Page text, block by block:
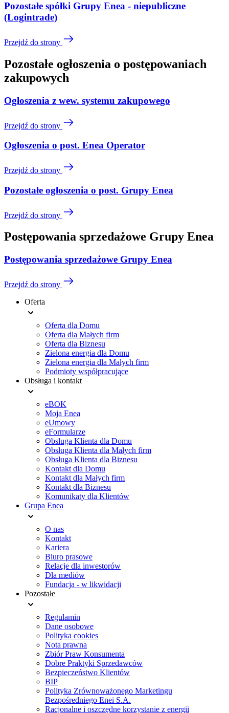
Pozostałe spółki Grupy Enea - niepubliczne
(Logintrade)
Przejdź do strony
Pozostałe ogłoszenia o postępowaniach
zakupowych
Ogłoszenia z wew. systemu zakupowego
Przejdź do strony
Ogłoszenia o post. Enea Operator
Przejdź do strony
Pozostałe ogłoszenia o post. Grupy Enea
Przejdź do strony
Postępowania sprzedażowe Grupy Enea
Postępowania sprzedażowe Grupy Enea
Przejdź do strony
Menu
Oferta
Oferta dla Domu
Oferta dla Małych firm
Oferta dla Biznesu
Zielona energia dla Domu
Zielona energia dla Małych firm
Podmioty współpracujące
Obsługa i kontakt
eBOK
Moja Enea
eUmowy
eFormularze
Obsługa Klienta dla Domu
Obsługa Klienta dla Małych firm
Obsługa Klienta dla Biznesu
Kontakt dla Domu
Kontakt dla Małych firm
Kontakt dla Biznesu
Komunikaty dla Klientów
Grupa Enea
O nas
Kontakt
Kariera
Biuro prasowe
Relacje dla inwestorów
Dla mediów
Fundacja - w likwidacji
Pozostałe
Regulamin
Dane osobowe
Polityka cookies
Nota prawna
Zbiór Praw Konsumenta
Dobre Praktyki Sprzedawców
Bezpieczeństwo Klientów
BIP
Polityka Zrównoważonego Marketingu
Bezpośredniego Enei S.A.
Racjonalne i oszczędne korzystanie z energii